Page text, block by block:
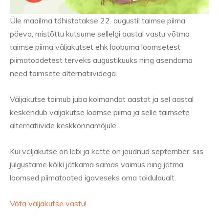
Üle maailma tähistatakse 22. augustil taimse piima
päeva, mistõttu kutsume sellelgi aastal vastu võtma
taimse piima väljakutset ehk loobuma loomsetest
piimatoodetest terveks augustikuuks ning asendama
need taimsete alternatiividega.
Väljakutse toimub juba kolmandat aastat ja sel aastal
keskendub väljakutse loomse piima ja selle taimsete
alternatiivide keskkonnamõjule.
Kui väljakutse on läbi ja kätte on jõudnud september, siis
julgustame kõiki jätkama samas vaimus ning jätma
loomsed piimatooted igaveseks oma toidulaualt.
Võta väljakutse vastu!